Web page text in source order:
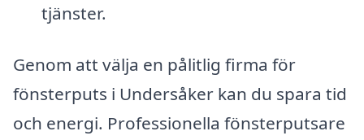
tjänster.
Genom att välja en pålitlig firma för
fönsterputs i Undersåker kan du spara tid
och energi. Professionella fönsterputsare